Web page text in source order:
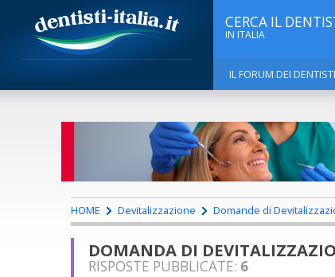
CERCA IL
IN ITALIA
IL FORUM DEI DENTISTI
HOME Devitalizzazione Domande di
DOMANDA DI
RISPOSTE PUBBLICATE: 6